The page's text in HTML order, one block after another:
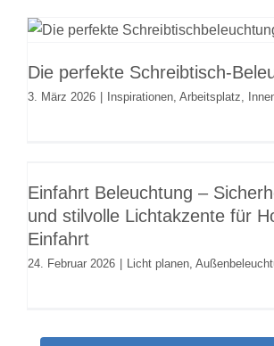
Die perfekte
Inspirationen Arbeitsplatz
Die perfekte Schreibtisch-
3. März 2026 Inspirationen, Arbeitsplatz
für Hof und
Licht planen
Einfahrt Beleuchtung –
und stilvolle Lichtakzente für
Einfahrt
24. Februar 2026 Licht planen,